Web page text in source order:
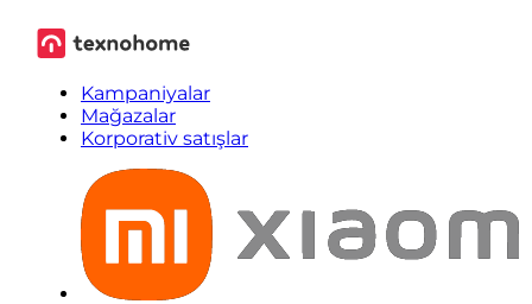
Kampaniyalar
Mağazalar
Korporativ satışlar